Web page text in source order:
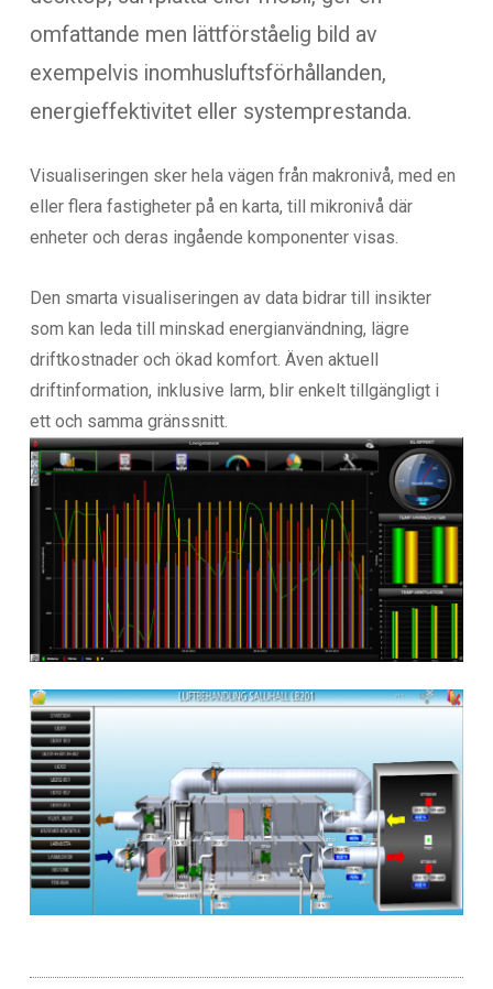
omfattande men lättförståelig bild av
exempelvis inomhusluftsförhållanden,
energieffektivitet eller systemprestanda.
Visualiseringen sker hela vägen från makronivå, med en
eller flera fastigheter på en karta, till mikronivå där
enheter och deras ingående komponenter visas.
Den smarta visualiseringen av data bidrar till insikter
som kan leda till minskad energianvändning, lägre
driftkostnader och ökad komfort. Även aktuell
driftinformation, inklusive larm, blir enkelt tillgängligt i
ett och samma gränssnitt.